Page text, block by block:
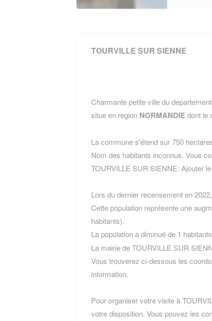
TOURVILLE SUR SIENNE
Charmante petite ville du
situe en region NORMANDIEdont le
La commune s'étend sur 750
Nom des habitants inconnus. Vous
TOURVILLE SUR SIENNE: Ajouter
Lors du dernier recensement en
Cette population représente une
habitants).
La population a diminué de 1
La mairie de TOURVILLE SUR
Vous trouverez ci-dessous les
information.
Pour organiser votre visite à
votre disposition. Vous pouvez les